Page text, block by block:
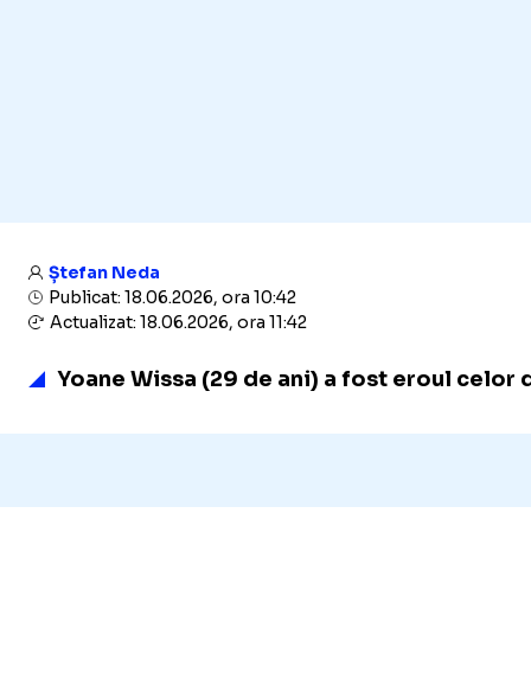
Ștefan Neda
Publicat: 18.06.2026, ora 10:42
Actualizat: 18.06.2026, ora 11:42
Yoane Wissa (29 de ani) a fost eroul celor